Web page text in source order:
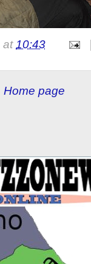
at10:43
Home page